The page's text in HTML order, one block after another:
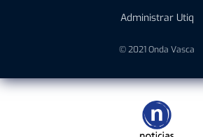
Administrar Utiq
© 2021 Onda Vasca